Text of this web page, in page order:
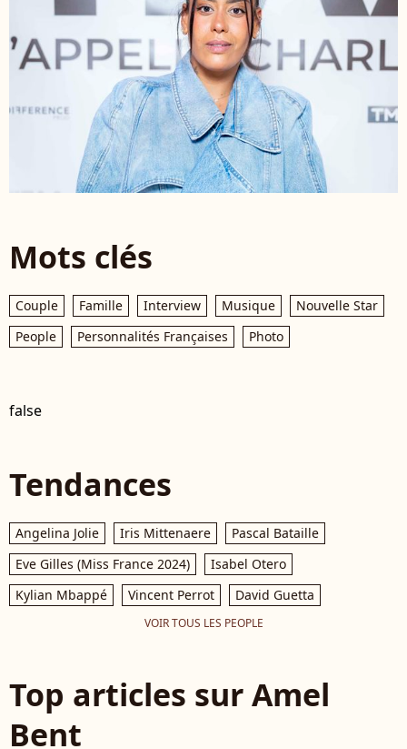
Mots clés
Couple Famille Interview Musique
Nouvelle Star
People
Personnalités Françaises Photo
false
Tendances
Angelina Jolie Iris Mittenaere
Pascal Bataille
Eve Gilles (Miss France 2024)
Isabel Otero
Kylian Mbappé
Vincent Perrot David Guetta
VOIR TOUS LES PEOPLE
Top articles sur Amel
Bent